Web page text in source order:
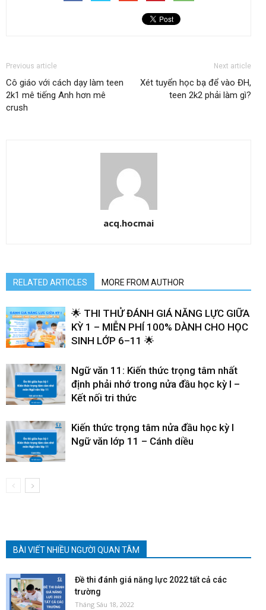
Previous article
Cô giáo với cách dạy làm teen
2k1 mê tiếng Anh hơn mê
crush
Next article
Xét tuyển học bạ để vào ĐH,
teen 2k2 phải làm gì?
acq.hocmai
RELATED ARTICLES MORE FROM AUTHOR
🌟 THI THỬ ĐÁNH GIÁ NĂNG LỰC GIỮA
KỲ 1 – MIỄN PHÍ 100% DÀNH CHO HỌC
SINH LỚP 6–11 🌟
Ngữ văn 11: Kiến thức trọng tâm nhất
định phải nhớ trong nửa đầu học kỳ I –
Kết nối tri thức
Kiến thức trọng tâm nửa đầu học kỳ I
Ngữ văn lớp 11 – Cánh diều
BÀI VIẾT NHIỀU NGƯỜI QUAN TÂM
Đề thi đánh giá năng lực 2022 tất cả các
trường
Tháng Sáu 18, 2022